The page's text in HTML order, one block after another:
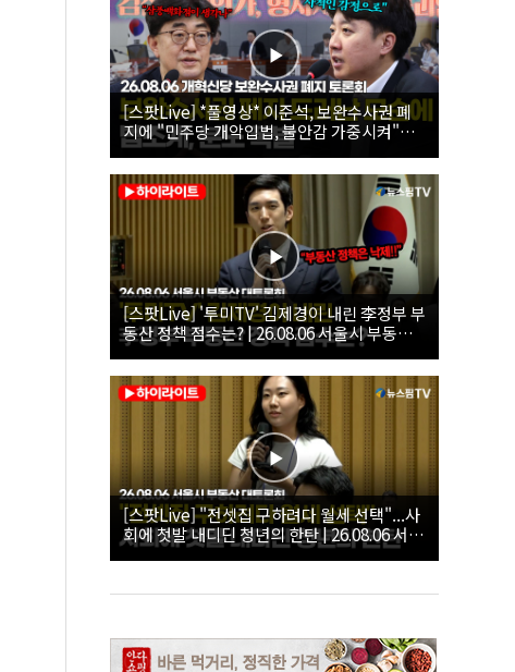
[스팟Live] *풀영상* 이준석, 보완수사권 폐
지에 "민주당 개악입법, 불안감 가중시켜"｜
26.08.06 개혁신당 보완수사권 폐지 토론회
[스팟Live] '투미TV' 김제경이 내린 李정부 부
동산 정책 점수는? | 26.08.06 서울시 부동산
대토론회
[스팟Live] "전셋집 구하려다 월세 선택"...사
회에 첫발 내디딘 청년의 한탄 | 26.08.06 서울
시 부동산 대토론회